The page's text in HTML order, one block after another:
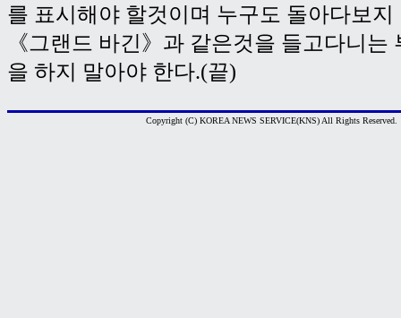
를 표시해야 할것이며 누구도 돌아다보지
《그랜드 바긴》과 같은것을 들고다니는
을 하지 말아야 한다.(끝)
Copyright (C) KOREA NEWS SERVICE(KNS) All Rights Reserved.